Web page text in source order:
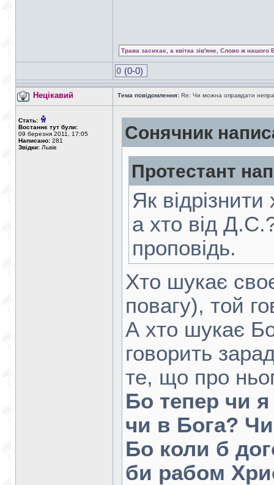
Трава засихає, а квітка зів'яне, Слово ж нашого
0 (0-0)
Нецікавий Тема повідомлення: Re: Чи можна оправдати
Стать:
Востаннє тут були:
09 березня 2011, 17:05
Написано: 281
Звідки: Львів
Сонячник
Протестант
Як
а хто від
проповідь.
Хто шукає
повагу), той
А хто шукає
говорить
те, що про
Бо тепер чи
чи в Бога?
Бо коли б
би рабом